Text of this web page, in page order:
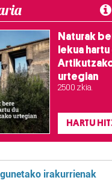
Naturak
lekua
urtegian
2.500 zkia.
HARTU
irakurrienak